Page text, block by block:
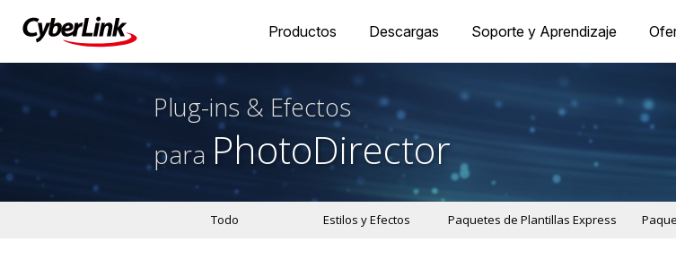
Productos Descargas Soporte y Aprendizaje
Plug-ins & Efectos
para PhotoDirector
Todo Estilos y Efectos Paquetes de Plantillas Express